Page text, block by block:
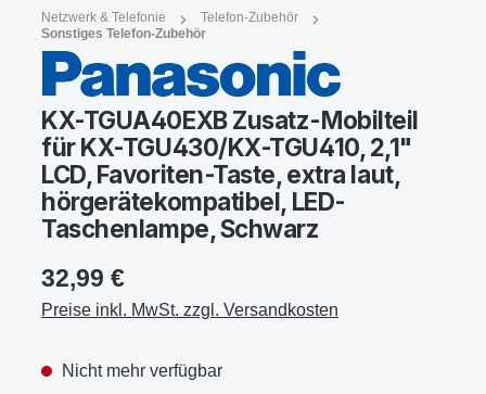
Netzwerk & Telefonie
Telefon-Zubehör
Sonstiges Telefon-Zubehör
KX-TGUA40EXB Zusatz-Mobilteil
für KX-TGU430/KX-TGU410, 2,1"
LCD, Favoriten-Taste, extra laut,
hörgerätekompatibel, LED-
Taschenlampe, Schwarz
32,99 €
Preise inkl. MwSt. zzgl. Versandkosten
Nicht mehr verfügbar